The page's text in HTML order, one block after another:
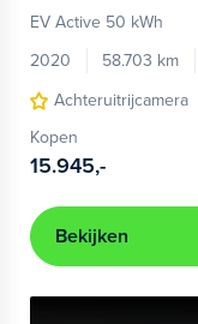
EV Active 50 kWh
2020
58.703 km
Achteruitrijcamera
Kopen
15.945,-
Bekijken